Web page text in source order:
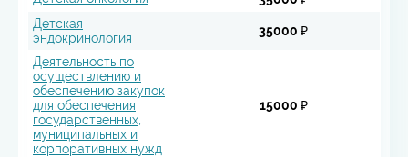
Детская
эндокринология
35000 ₽
Деятельность по
осуществлению и
обеспечению закупок
для обеспечения
государственных,
муниципальных и
корпоративных нужд
15000 ₽